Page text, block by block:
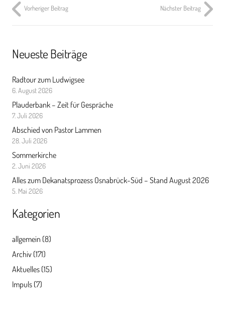
Vorheriger Beitrag Nächster Beitrag
Neueste Beiträge
Radtour zum Ludwigsee
6. August 2026
Plauderbank – Zeit für Gespräche
7. Juli 2026
Abschied von Pastor Lammen
28. Juli 2026
Sommerkirche
2. Juni 2026
Alles zum Dekanatsprozess Osnabrück-Süd – Stand August 2026
5. Mai 2026
Kategorien
allgemein (8)
Archiv (171)
Aktuelles (15)
Impuls (7)